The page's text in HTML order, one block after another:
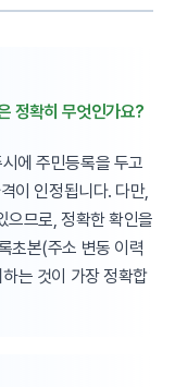
정확히 무엇인가요?
에 주민등록을 두고
이 인정됩니다. 다만,
으므로, 정확한 확인을
초본(주소 변동 이력
는 것이 가장 정확합